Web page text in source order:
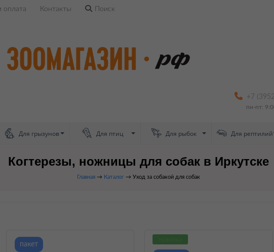
оплата Контакты Поиск
+7 (3952)
пн-пт:
Для грызунов Для птиц Для рыбок Для рептилий
Когтерезы, ножницы для собак в Иркутске
Главная→ Каталог→ Уход за собакой для собак
пакет